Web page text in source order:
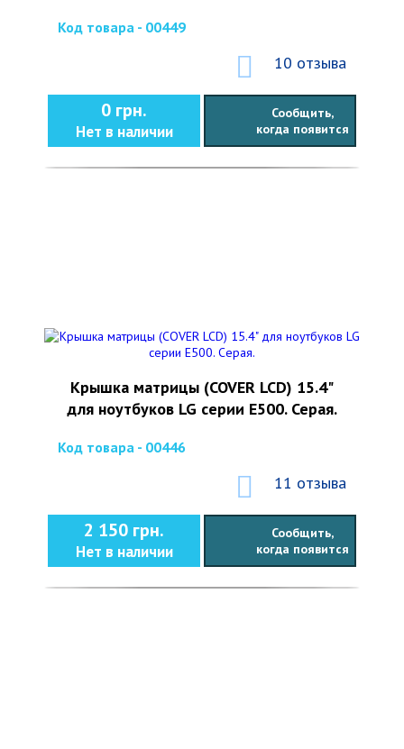
Код товара - 00449
10 отзыва
0 грн.
Нет в наличии
Сообщить,
когда появится
Kрышка матрицы (COVER LCD) 15.4"
для ноутбуков LG серии E500. Серая.
Код товара - 00446
11 отзыва
2 150 грн.
Нет в наличии
Сообщить,
когда появится